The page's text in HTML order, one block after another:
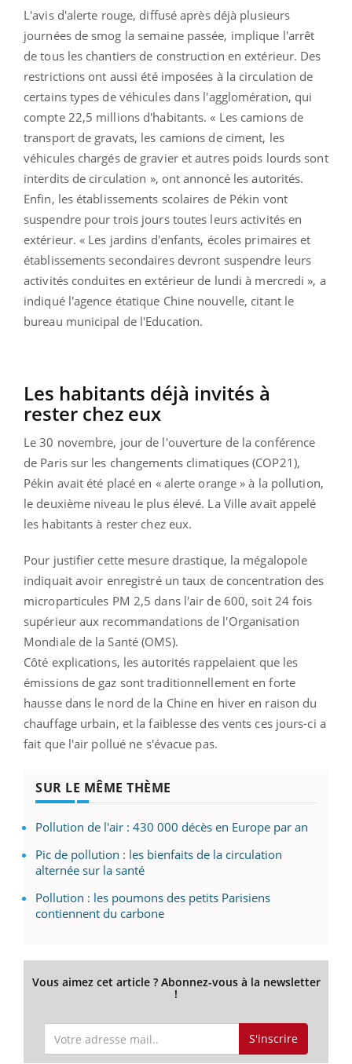
L'avis d'alerte rouge, diffusé après déjà plusieurs
journées de smog la semaine passée, implique l'arrêt
de tous les chantiers de construction en extérieur. Des
restrictions ont aussi été imposées à la circulation de
certains types de véhicules dans l'agglomération, qui
compte 22,5 millions d'habitants. « Les camions de
transport de gravats, les camions de ciment, les
véhicules chargés de gravier et autres poids lourds sont
interdits de circulation », ont annoncé les autorités.
Enfin, les établissements scolaires de Pékin vont
suspendre pour trois jours toutes leurs activités en
extérieur. « Les jardins d'enfants, écoles primaires et
établissements secondaires devront suspendre leurs
activités conduites en extérieur de lundi à mercredi », a
indiqué l'agence étatique Chine nouvelle, citant le
bureau municipal de l'Education.
Les habitants déjà invités à
rester chez eux
Le 30 novembre, jour de l'ouverture de la conférence
de Paris sur les changements climatiques (COP21),
Pékin avait été placé en « alerte orange » à la pollution,
le deuxième niveau le plus élevé. La Ville avait appelé
les habitants à rester chez eux.
Pour justifier cette mesure drastique, la mégalopole
indiquait avoir enregistré un taux de concentration des
microparticules PM 2,5 dans l'air de 600, soit 24 fois
supérieur aux recommandations de l'Organisation
Mondiale de la Santé (OMS).
Côté explications, les autorités rappelaient que les
émissions de gaz sont traditionnellement en forte
hausse dans le nord de la Chine en hiver en raison du
chauffage urbain, et la faiblesse des vents ces jours-ci a
fait que l'air pollué ne s'évacue pas.
SUR LE MÊME THÈME
Pollution de l'air : 430 000 décès en Europe par an
Pic de pollution : les bienfaits de la circulation
alternée sur la santé
Pollution : les poumons des petits Parisiens
contiennent du carbone
Vous aimez cet article ? Abonnez-vous à la newsletter
!
S'inscrire